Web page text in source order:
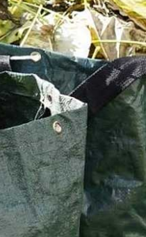
déchets à la suite
de jardin à Saint
: les choix qui
vert à Saint Pair Sur Mer
des déchets que vous
sont proposés comme la
le recours à une
est la référence dans le
et ses services sont inclus
qui sont assurées par son